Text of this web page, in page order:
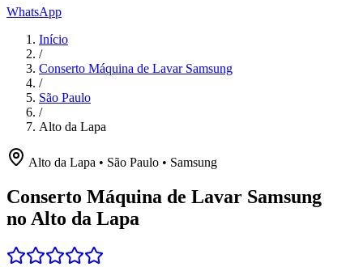
WhatsApp
Início
/
Conserto Máquina de Lavar Samsung
/
São Paulo
/
Alto da Lapa
Alto da Lapa • São Paulo • Samsung
Conserto Máquina de Lavar Samsung
no Alto da Lapa